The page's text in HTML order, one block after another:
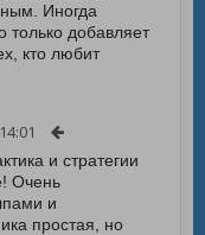
Иногда
только добавляет
кто любит
и стратегии
Очень
и
простая, но